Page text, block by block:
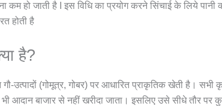
कम हो जाती है I इस विधि का प्रयोग करने सिंचाई के लिये पानी
होती है
है?
गौ-उत्पादों (गोमूत्र, गोबर) पर आधारित प्राकृतिक खेती है। सभी
आदान बाजार से नहीं खरीदा जाता। इसलिए उसे सीधे तौर पर